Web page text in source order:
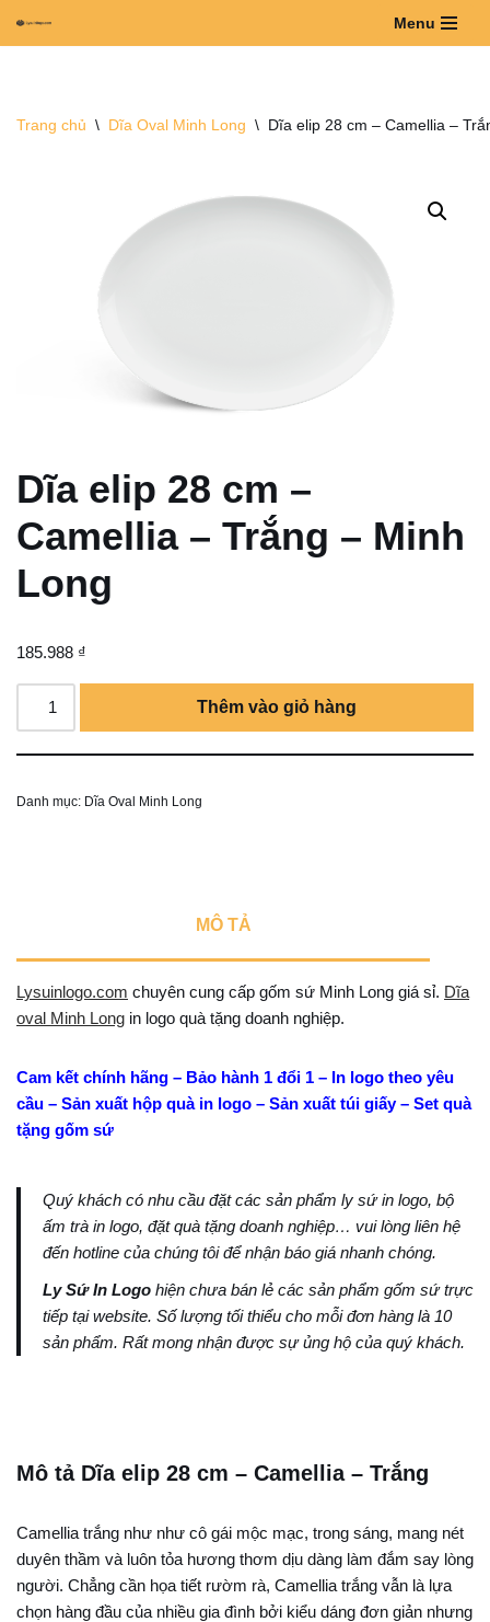
dung
Menu
Trang chủ \ Dĩa Oval Minh Long \ Dĩa elip 28 cm – Camellia –
Dĩa elip 28 cm –
Camellia – Trắng – Minh
Long
185.988 ₫
Thêm vào giỏ hàng
Danh mục: Dĩa Oval Minh Long
MÔ TẢ
Lysuinlogo.com chuyên cung cấp gốm sứ Minh Long giá sỉ. Dĩa
oval Minh Long in logo quà tặng doanh nghiệp.
Cam kết chính hãng – Bảo hành 1 đổi 1 – In logo theo yêu
cầu – Sản xuất hộp quà in logo – Sản xuất túi giấy – Set quà
tặng gốm sứ
Quý khách có nhu cầu đặt các sản phẩm ly sứ in logo, bộ
ấm trà in logo, đặt quà tặng doanh nghiệp… vui lòng liên hệ
đến hotline của chúng tôi để nhận báo giá nhanh chóng.
Ly Sứ In Logo hiện chưa bán lẻ các sản phẩm gốm sứ trực
tiếp tại website. Số lượng tối thiểu cho mỗi đơn hàng là 10
sản phẩm. Rất mong nhận được sự ủng hộ của quý khách.
Mô tả Dĩa elip 28 cm – Camellia – Trắng
Camellia trắng như như cô gái mộc mạc, trong sáng, mang nét
duyên thầm và luôn tỏa hương thơm dịu dàng làm đắm say lòng
người. Chẳng cần họa tiết rườm rà, Camellia trắng vẫn là lựa
chọn hàng đầu của nhiều gia đình bởi kiểu dáng đơn giản nhưng